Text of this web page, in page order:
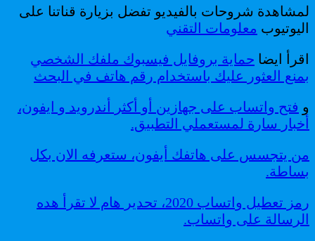
لمشاهدة شروحات بالفيديو تفضل بزيارة قناتنا على
اليوتيوب معلومات التقني
اقرأ ايضا حماية بروفايل فيسبوك ملفك الشخصي
بمنع العثور عليك باستخدام رقم هاتف في البحث
و فتح واتساب على جهازين أو أكثر أندرويد و ايفون،
أخبار سارة لمستعملي التطبيق.
من يتجسس على هاتفك أيفون، ستعرفه الان بكل
بساطة.
رمز تعطيل واتساب 2020، تحدير هام لا تقرأ هده
الرسالة على واتساب.